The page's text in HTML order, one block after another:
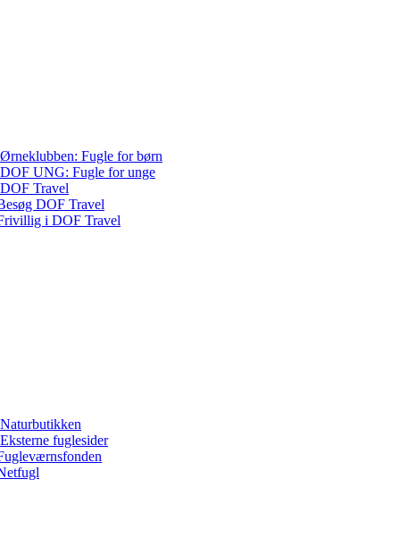
Ørneklubben: Fugle for børn
DOF UNG: Fugle for unge
DOF Travel
DOF Travel
i DOF Travel
Naturbutikken
Eksterne fuglesider